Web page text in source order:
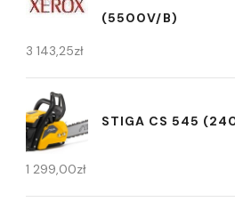
(5500V/B)
3 143,25zł
STIGA CS 545
1 299,00zł